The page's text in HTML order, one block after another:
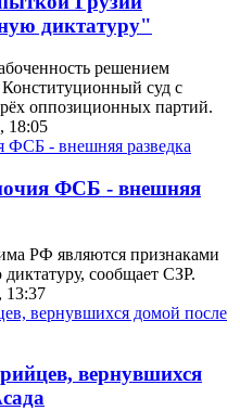
диктатуру"
решением
Конституционный суд с
оппозиционных партий.
18:05
ФСБ - внешняя
РФ являются признаками
сообщает СЗР.
13:37
вернувшихся